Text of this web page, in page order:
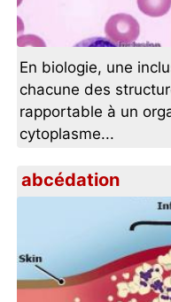
En biologie, une
chacune des
rapportable à un
cytoplasme...
abcédation